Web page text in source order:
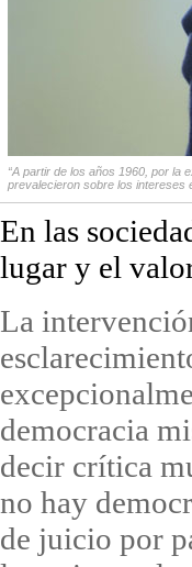
“A partir de los años 1960, por la
prevalecieron sobre los intereses
En las
lugar y el
La
democracia
decir crítica
no hay
de juicio por